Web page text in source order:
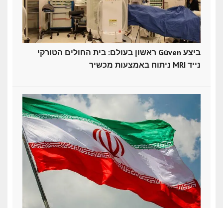
ראשון בעולם: בית החולים הטורקי Güven ביצע
ניתוח באמצעות מכשיר MRI נייד